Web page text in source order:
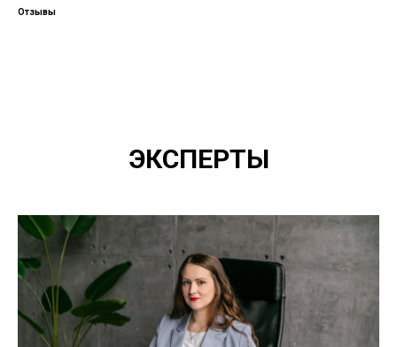
Отзывы
ЭКСПЕРТЫ